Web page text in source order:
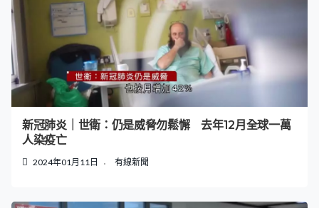
新冠肺炎｜世衛：仍是威脅勿鬆懈 去年12月全球一萬
人染疫亡
2024年01月11日 有線新聞